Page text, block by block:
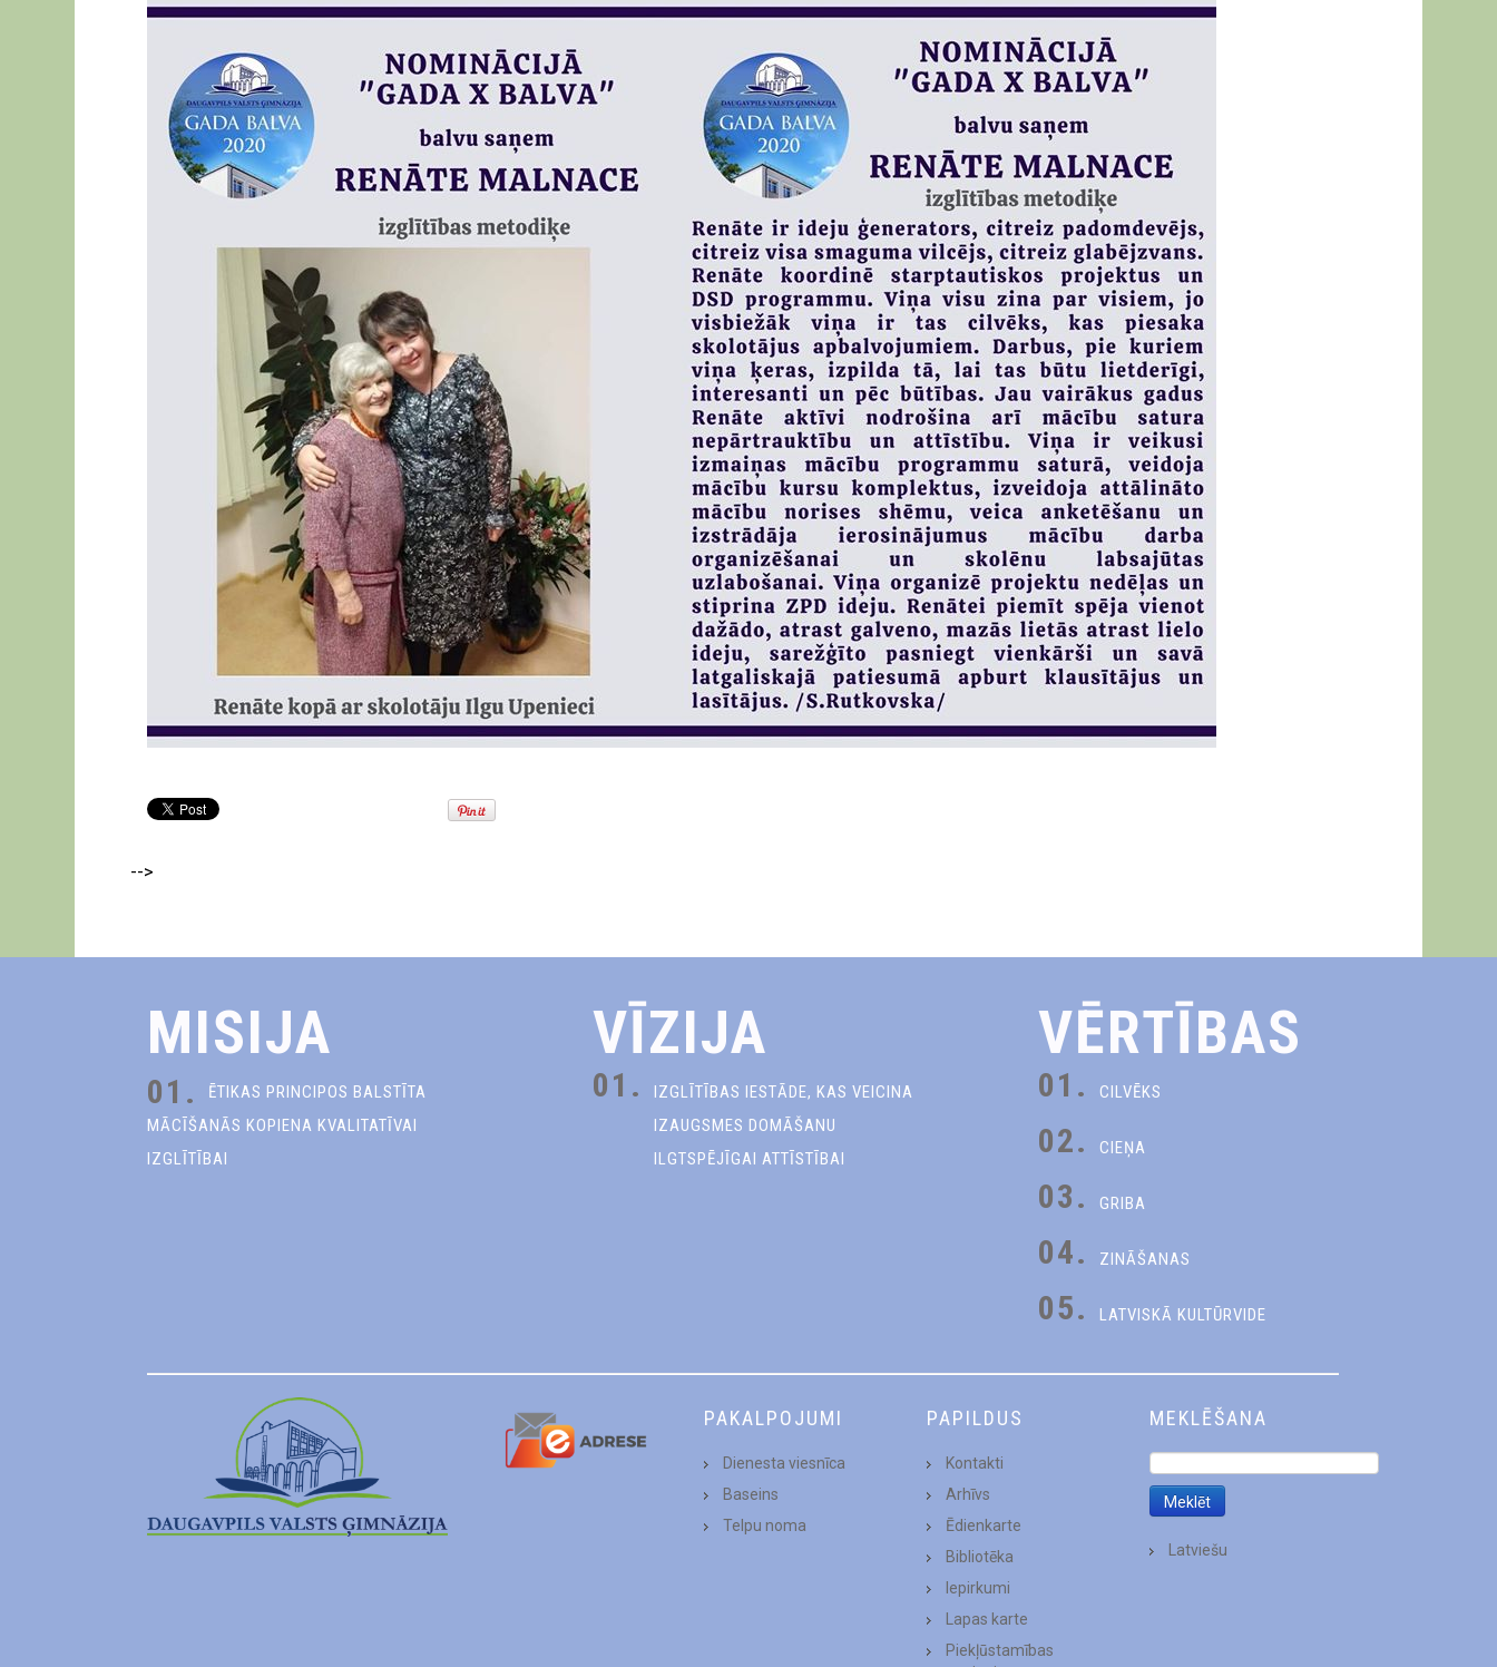
-->
MISIJA
01.
ĒTIKAS PRINCIPOS BALSTĪTA
MĀCĪŠANĀS KOPIENA KVALITATĪVAI
IZGLĪTĪBAI
VĪZIJA
01.
IZGLĪTĪBAS IESTĀDE, KAS VEICINA
IZAUGSMES DOMĀŠANU
ILGTSPĒJĪGAI ATTĪSTĪBAI
VĒRTĪBAS
01. CILVĒKS
02. CIEŅA
03. GRIBA
04. ZINĀŠANAS
05. LATVISKĀ KULTŪRVIDE
PAKALPOJUMI
Dienesta viesnīca
Baseins
Telpu noma
PAPILDUS
Kontakti
Arhīvs
Ēdienkarte
Bibliotēka
Iepirkumi
Lapas karte
Piekļūstamības
MEKLĒŠANA
Latviešu